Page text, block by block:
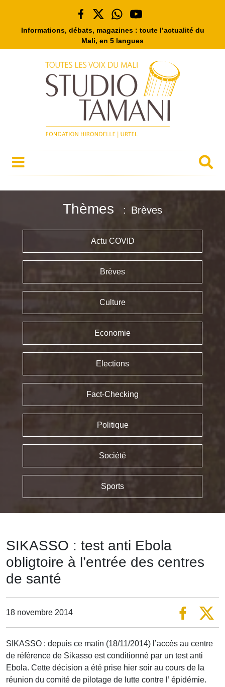
Informations, débats, magazines : toute l’actualité du
Mali, en 5 langues
Thèmes Brèves
Actu COVID
Brèves
Culture
Economie
Elections
Fact-Checking
Politique
Société
Sports
SIKASSO : test anti Ebola
obligtoire à l’entrée des centres
de santé
18 novembre 2014
SIKASSO : depuis ce matin (18/11/2014) l’accès au centre
de référence de Sikasso est conditionné par un test anti
Ebola. Cette décision a été prise hier soir au cours de la
réunion du comité de pilotage de lutte contre l’ épidémie.